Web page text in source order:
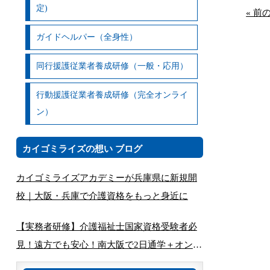
« 前
定)
ガイドヘルパー（全身性）
同行援護従業者養成研修（一般・応用）
行動援護従業者養成研修（完全オンライ
ン）
カイゴミライズの想い ブログ
カイゴミライズアカデミーが兵庫県に新規開
校｜大阪・兵庫で介護資格をもっと身近に
【実務者研修】介護福祉士国家資格受験者必
見！遠方でも安心！南大阪で2日通学＋オンラ
インで完結する講座とは